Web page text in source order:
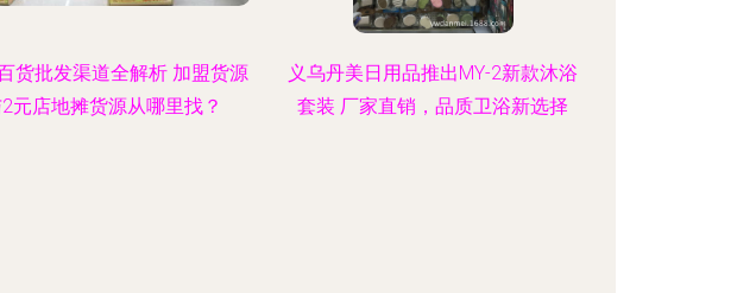
货批发渠道全解析 加盟货源
元店地摊货源从哪里找？
义乌丹美日用品推出MY-2新款沐浴
套装 厂家直销，品质卫浴新选择